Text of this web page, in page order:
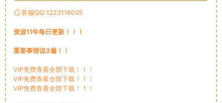
客服QQ:1223116035
资源11年每日更新！！！
重要事情说3遍！！
VIP免费查看全部下载！！！
VIP免费查看全部下载！！！
VIP免费查看全部下载！！！